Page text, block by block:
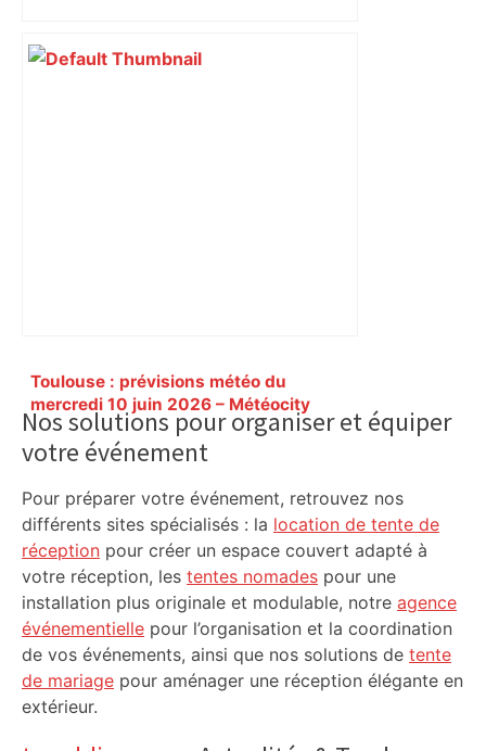
Toulouse : prévisions météo du
mercredi 10 juin 2026 – Météocity
Primary
Sidebar
Nos solutions pour organiser et équiper
votre événement
Pour préparer votre événement, retrouvez nos
différents sites spécialisés : la location de tente de
réception pour créer un espace couvert adapté à
votre réception, les tentes nomades pour une
installation plus originale et modulable, notre agence
événementielle pour l’organisation et la coordination
de vos événements, ainsi que nos solutions de tente
de mariage pour aménager une réception élégante en
extérieur.